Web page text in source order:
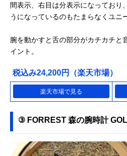
間表示、右目は分表示になっており、
うになっているのもたまらなくユニ
腕を動かすと舌の部分がカチカチと
イント。
税込み24,200円（楽天市場）
楽天市場で見る
③ FORREST 森の腕時計